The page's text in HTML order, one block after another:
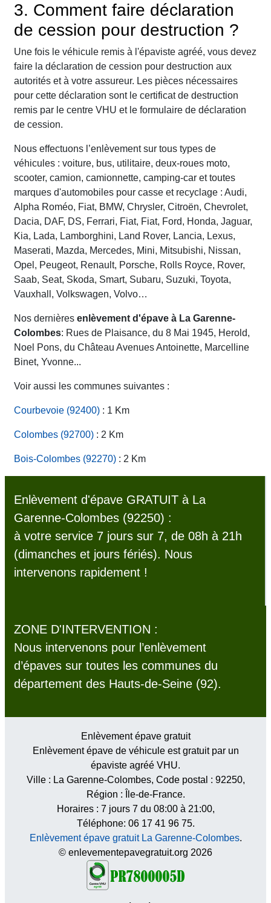
3. Comment faire déclaration
de cession pour destruction ?
Une fois le véhicule remis à l'épaviste agréé, vous devez
faire la déclaration de cession pour destruction aux
autorités et à votre assureur. Les pièces nécessaires
pour cette déclaration sont le certificat de destruction
remis par le centre VHU et le formulaire de déclaration
de cession.
Nous effectuons l’enlèvement sur tous types de
véhicules : voiture, bus, utilitaire, deux-roues moto,
scooter, camion, camionnette, camping-car et toutes
marques d'automobiles pour casse et recyclage : Audi,
Alpha Roméo, Fiat, BMW, Chrysler, Citroën, Chevrolet,
Dacia, DAF, DS, Ferrari, Fiat, Fiat, Ford, Honda, Jaguar,
Kia, Lada, Lamborghini, Land Rover, Lancia, Lexus,
Maserati, Mazda, Mercedes, Mini, Mitsubishi, Nissan,
Opel, Peugeot, Renault, Porsche, Rolls Royce, Rover,
Saab, Seat, Skoda, Smart, Subaru, Suzuki, Toyota,
Vauxhall, Volkswagen, Volvo…
Nos dernières enlèvement d'épave à La Garenne-
Colombes: Rues de Plaisance, du 8 Mai 1945, Herold,
Noel Pons, du Château Avenues Antoinette, Marcelline
Binet, Yvonne...
Voir aussi les communes suivantes :
Courbevoie (92400) : 1 Km
Colombes (92700) : 2 Km
Bois-Colombes (92270) : 2 Km
Enlèvement d'épave GRATUIT à La
Garenne-Colombes (92250) :
à votre service 7 jours sur 7, de 08h à 21h
(dimanches et jours fériés). Nous
intervenons rapidement !
ZONE D'INTERVENTION :
Nous intervenons pour l’enlèvement
d’épaves sur toutes les communes du
département des Hauts-de-Seine (92).
Enlèvement épave gratuit
Enlèvement épave de véhicule est gratuit par un
épaviste agréé VHU.
Ville : La Garenne-Colombes, Code postal : 92250,
Région :
Île-de-France.
Horaires : 7 jours 7 du 08:00 à 21:00,
Téléphone: 06 17 41 96 75.
Enlèvement épave gratuit La Garenne-Colombes.
© enlevementepavegratuit.org 2026